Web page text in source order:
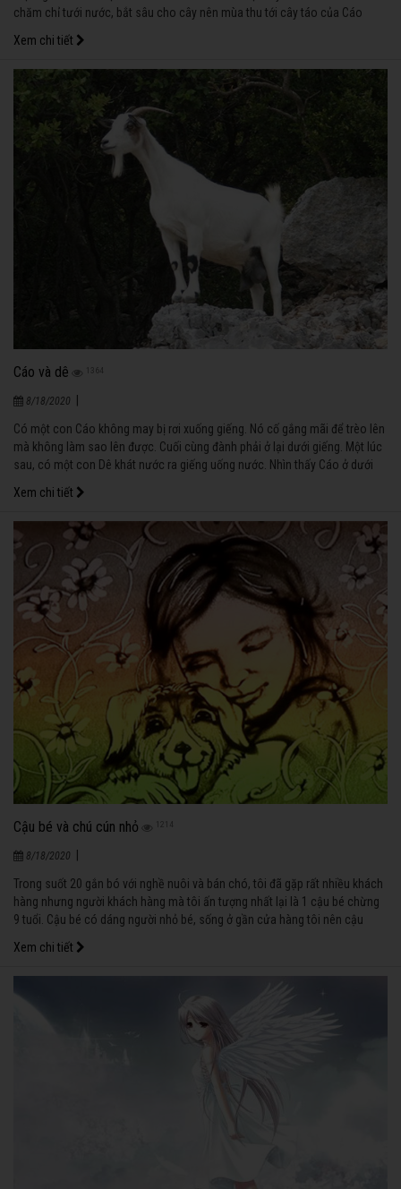
chăm chỉ tưới nước, bắt sâu cho cây nên mùa thu tới cây táo của Cáo
chín.
Xem chi tiết
Cáo và dê 1364
8/18/2020
Có một con Cáo không may bị rơi xuống giếng. Nó cố gắng mãi để trèo lên
mà không làm sao lên được. Cuối cùng đành phải ở lại dưới giếng. Một lúc
sau, có một con Dê khát nước ra giếng uống nước. Nhìn thấy Cáo ở dưới
giếng, Dê cất tiếng hỏi: - Anh Cáo thân mến, xin hỏi nước ở dưới giếng có vị
ra sao vậy?
Xem chi tiết
Cậu bé và chú cún nhỏ
8/18/2020
Trong suốt 20 gắn bó với nghề nuôi và bán chó, tôi đã gặp rất nhiều khách
hàng nhưng người khách hàng mà tôi ấn tượng nhất lại là 1 cậu bé chừng
9 tuổi. Cậu bé có dáng người nhỏ bé, sống ở gần cửa hàng tôi nên cậu
thường ghé qua cửa hàng, ngắm nhìn và chơi với những con cún ở đây.
Xem chi tiết